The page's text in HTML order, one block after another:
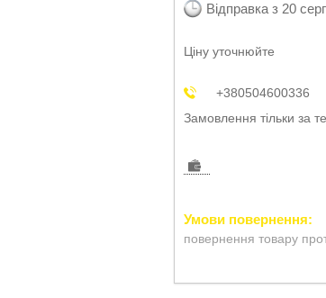
Відправка з 20
Ціну уточнюйте
+380504600336
Замовлення тільки за
повернення товару